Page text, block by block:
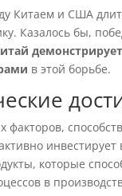
Китаем и США
Казалось бы,
в этой борьбе.
которые
в